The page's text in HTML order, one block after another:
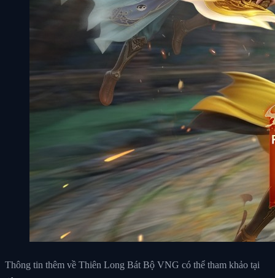
Thông tin thêm về Thiên Long Bát Bộ VNG có thể tham khảo tại